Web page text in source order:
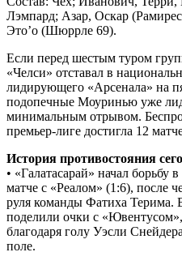
Лэмпард; Азар, Оскар
Это’о (Шюррле 69).
Если перед шестым туром
«Челси» отставал в
лидирующего «Арсенала» на
подопечные Моуринью уже
минимальным отрывом.
премьер-лиге достигла 12
История противостояния
• «Галатасарай» начал
матче с «Реалом» (1:6), после
руля команды Фатиха Терима.
поделили очки с
благодаря голу Уэсли
поле.